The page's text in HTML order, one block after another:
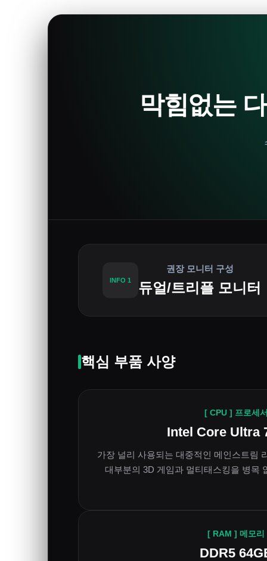
막힘없는
INFO 1
권장 모니터 구성
듀얼/트리플 모니터
핵심 부품 사양
[ CPU ] 프로세
Intel Core Ultra
가장 널리 사용되는 대중적인 메인스트림
대부분의 3D 게임과 멀티태스킹을 병목
[ RAM ] 메모리
DDR5